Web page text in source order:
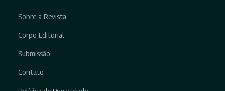
Sobre a Revista
Corpo Editorial
Submissão
Contato